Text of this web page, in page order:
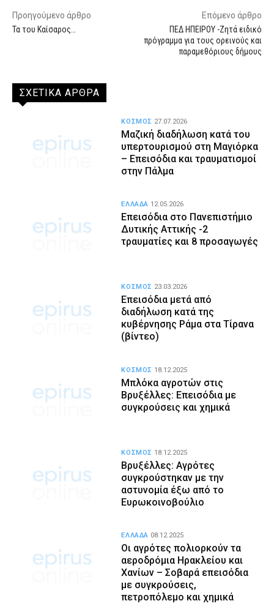
Προηγούμενο άρθρο
Τα του Καίσαρος…
Επόμενο άρθρο
ΠΕΔ ΗΠΕΙΡΟΥ -Ζητά ειδικό
πρόγραμμα για τους ορεινούς και
παραμεθόριους δήμους
ΣΧΕΤΙΚΑ ΑΡΘΡΑ
Μαζική διαδήλωση κατά του
υπερτουρισμού στη Μαγιόρκα
– Επεισόδια και τραυματισμοί
στην Πάλμα
ΚΟΣΜΟΣ 27.07.2026
Επεισόδια στο Πανεπιστήμιο
Δυτικής Αττικής -2
τραυματίες και 8 προσαγωγές
ΕΛΛΑΔΑ 12.05.2026
Επεισόδια μετά από
διαδήλωση κατά της
κυβέρνησης Ράμα στα Τίρανα
(βίντεο)
ΚΟΣΜΟΣ 23.03.2026
Μπλόκα αγροτών στις
Βρυξέλλες: Επεισόδια με
συγκρούσεις και χημικά
ΚΟΣΜΟΣ 18.12.2025
Βρυξέλλες: Αγρότες
συγκρούστηκαν με την
αστυνομία έξω από το
Ευρωκοινοβούλιο
ΚΟΣΜΟΣ 18.12.2025
Οι αγρότες πολιορκούν τα
αεροδρόμια Ηρακλείου και
Χανίων – Σοβαρά επεισόδια
με συγκρούσεις,
πετροπόλεμο και χημικά
ΕΛΛΑΔΑ 08.12.2025